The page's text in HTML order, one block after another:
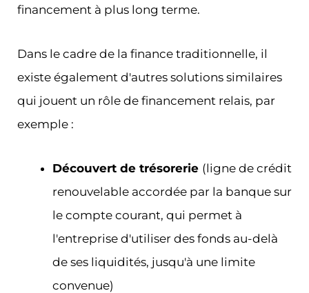
financement à plus long terme.
Dans le cadre de la finance traditionnelle, il
existe également d'autres solutions similaires
qui jouent un rôle de financement relais, par
exemple :
Découvert de trésorerie (ligne de crédit
renouvelable accordée par la banque sur
le compte courant, qui permet à
l'entreprise d'utiliser des fonds au-delà
de ses liquidités, jusqu'à une limite
convenue)